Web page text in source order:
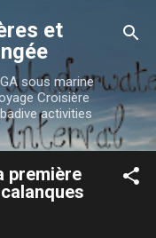
et
sous marine
Croisière
activities
première